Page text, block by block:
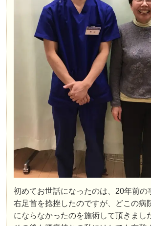
初めてお世話になったのは、20年前の
右足首を捻挫したのですが、どこの病
にならなかったのを施術して頂きまし